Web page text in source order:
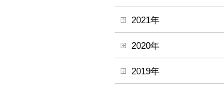
2021年
2020年
2019年